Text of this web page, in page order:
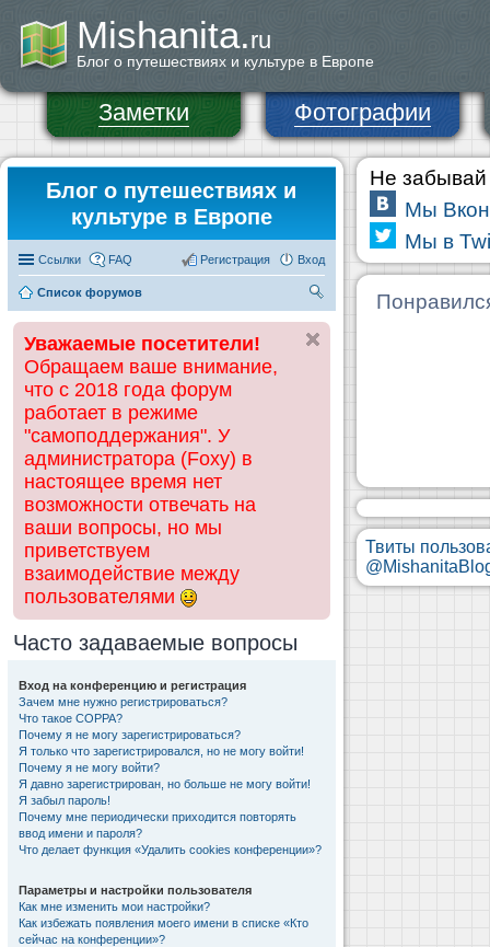
Mishanita.ru
Блог о путешествиях и культуре в Европе
Заметки Фотографии
Блог о путешествиях и
культуре в Европе
Ссылки FAQ Вход
Регистрация
Список форумов
ск
Уважаемые посетители!
Обращаем ваше внимание,
что с 2018 года форум
работает в режиме
"самоподдержания". У
администратора (Foxy) в
настоящее время нет
возможности отвечать на
ваши вопросы, но мы
приветствуем
взаимодействие между
пользователями
Часто задаваемые вопросы
Вход на конференцию и регистрация
Зачем мне нужно регистрироваться?
Что такое COPPA?
Почему я не могу зарегистрироваться?
Я только что зарегистрировался, но не могу войти!
Почему я не могу войти?
Я давно зарегистрирован, но больше не могу войти!
Я забыл пароль!
Почему мне периодически приходится повторять
ввод имени и пароля?
Что делает функция «Удалить cookies конференции»?
Параметры и настройки пользователя
Как мне изменить мои настройки?
Как избежать появления моего имени в списке «Кто
сейчас на конференции»?
Не забывай
Мы
Мы в
Твиты